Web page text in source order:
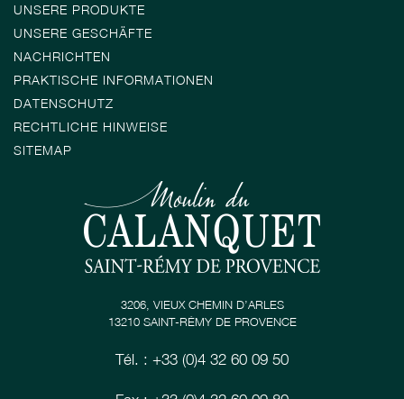
UNSERE PRODUKTE
UNSERE GESCHÄFTE
NACHRICHTEN
PRAKTISCHE INFORMATIONEN
DATENSCHUTZ
RECHTLICHE HINWEISE
SITEMAP
3206, VIEUX CHEMIN D’ARLES
13210 SAINT-RÉMY DE PROVENCE
Tél. : +33 (0)4 32 60 09 50